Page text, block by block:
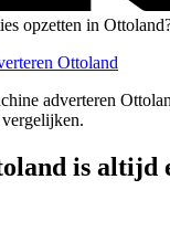
opzetten in
Ottoland
adverteren
is altijd